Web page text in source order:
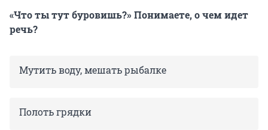
«Что ты тут буровишь?» Понимаете, о чем идет
речь?
Мутить воду, мешать рыбалке
Полоть грядки